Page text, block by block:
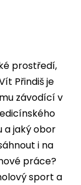
prostředí,
Přindiš je
závodící v
a jaký obor
i na
práce?
sport a